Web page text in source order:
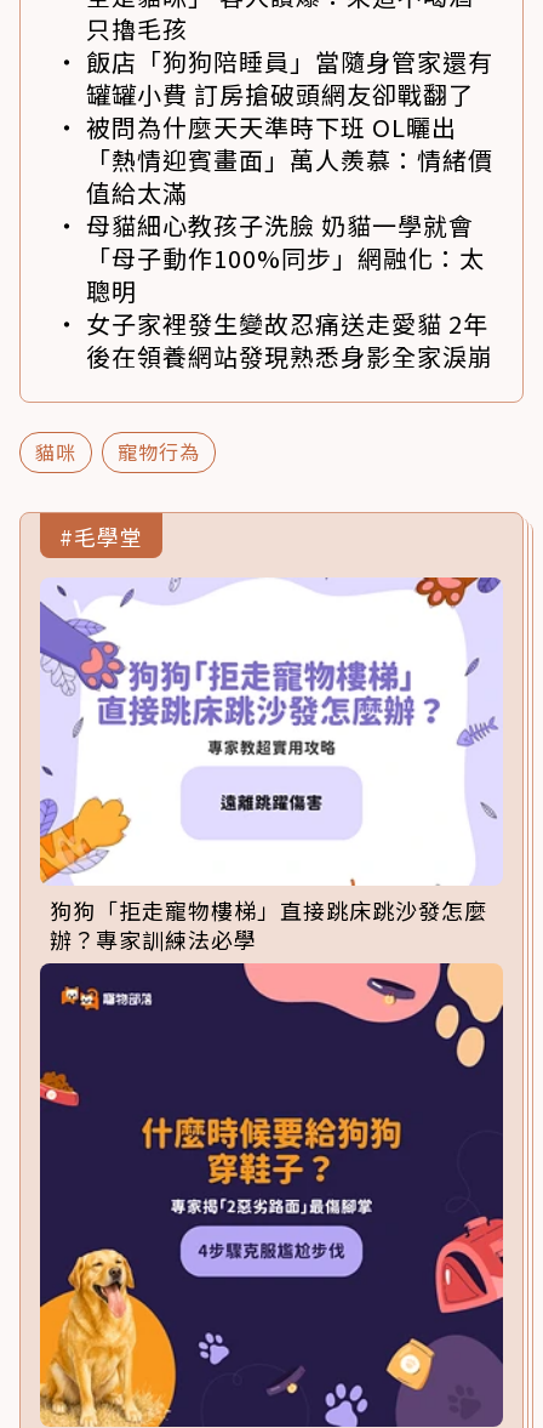
只擼毛孩
飯店「狗狗陪睡員」當隨身管家還有
罐罐小費 訂房搶破頭網友卻戰翻了
被問為什麼天天準時下班 OL曬出
「熱情迎賓畫面」萬人羨慕：情緒價
值給太滿
母貓細心教孩子洗臉 奶貓一學就會
「母子動作100%同步」網融化：太
聰明
女子家裡發生變故忍痛送走愛貓 2年
後在領養網站發現熟悉身影全家淚崩
貓咪 寵物行為
#毛學堂
狗狗「拒走寵物樓梯」直接跳床跳沙發怎麼
辦？專家訓練法必學